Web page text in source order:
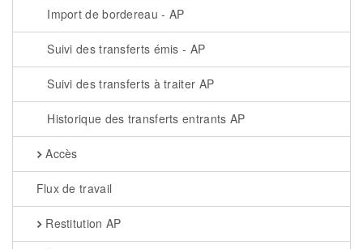
Import de bordereau - AP
Suivi des transferts émis - AP
Suivi des transferts à traiter AP
Historique des transferts entrants AP
Accès
Flux de travail
Restitution AP